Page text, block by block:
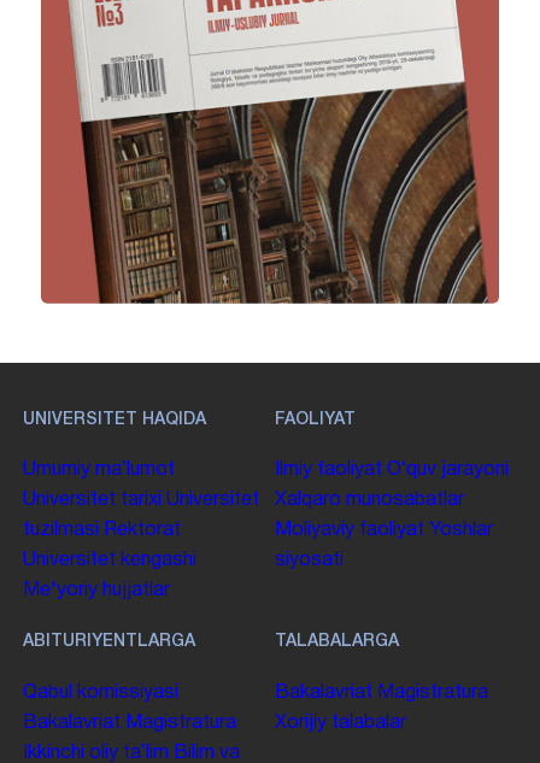
UNIVERSITET HAQIDA
Umumiy maʼlumot
Universitet tarixi Universitet
tuzilmasi
Rektorat
Universitet kengashi
Me'yoriy hujjatlar
FAOLIYAT
Ilmiy faoliyat Oʻquv jarayoni
Xalqaro munosabatlar
Moliyaviy faoliyat Yoshlar
siyosati
ABITURIYENTLARGA
Qabul komissiyasi
Bakalavriat Magistratura
Ikkinchi oliy taʼlim Bilim va
TALABALARGA
Bakalavriat Magistratura
Xorijiy talabalar